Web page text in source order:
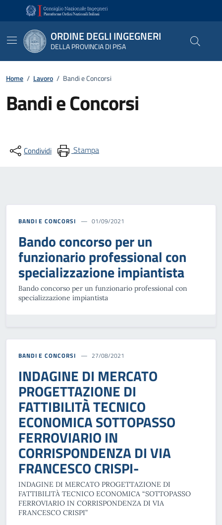
Vai ai contenuti
Vai al footer
ORDINE DEGLI INGEGNERI
DELLA PROVINCIA DI PISA
Home / Lavoro / Bandi e Concorsi
Bandi e Concorsi
Condividi Stampa
BANDI E CONCORSI 01/09/2021
Bando concorso per un
funzionario professional con
specializzazione impiantista
Bando concorso per un funzionario professional con
specializzazione impiantista
BANDI E CONCORSI 27/08/2021
INDAGINE DI MERCATO
PROGETTAZIONE DI
FATTIBILITÀ TECNICO
ECONOMICA SOTTOPASSO
FERROVIARIO IN
CORRISPONDENZA DI VIA
FRANCESCO CRISPI-
INDAGINE DI MERCATO PROGETTAZIONE DI
FATTIBILITÀ TECNICO ECONOMICA “SOTTOPASSO
FERROVIARIO IN CORRISPONDENZA DI VIA
FRANCESCO CRISPI”